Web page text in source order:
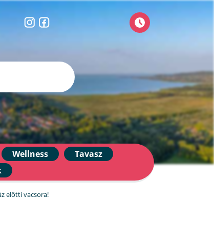
Wellness
Tavasz
előtti vacsora!